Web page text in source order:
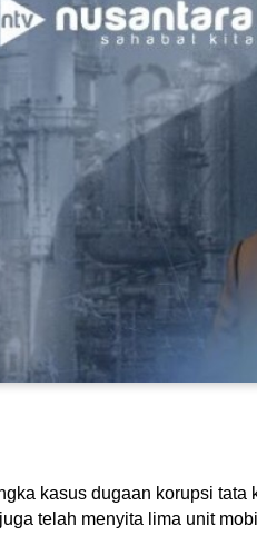
kasus dugaan korupsi tata
telah menyita lima unit